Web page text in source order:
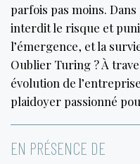
parfois pas moins.
interdit le risque et
l’émergence, et la
Oublier Turing ? À
évolution de
plaidoyer passionné
EN PRÉSENCE DE